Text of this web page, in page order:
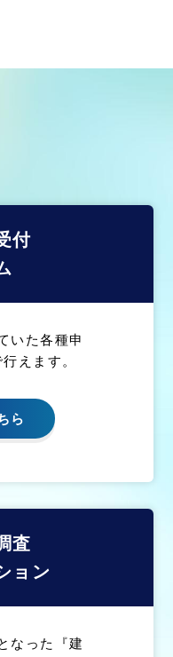
付
いた各種申
えます。
ら
査
ョン
なった『建